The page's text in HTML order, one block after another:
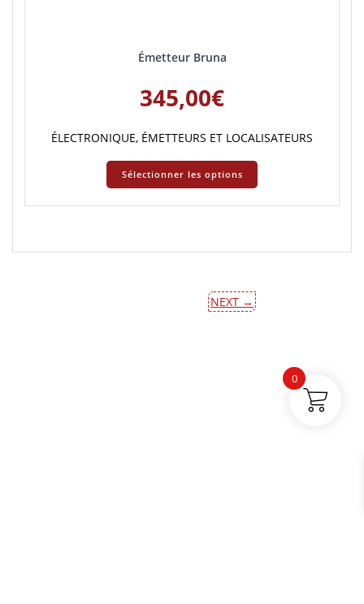
Émetteur Bruna
345,00€
ÉLECTRONIQUE, ÉMETTEURS ET LOCALISATEURS
Sélectionner les options
NEXT →
0